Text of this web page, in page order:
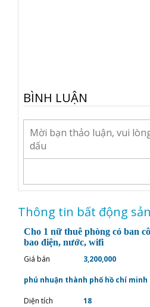
BÌNH LUẬN
Thông tin bất động sản
Cho 1 nữ thuê phòng có ban
bao điện, nước, wifi
Giá bán
3,200,000
phú nhuận thành phố hồ chí minh
Diện tích 18